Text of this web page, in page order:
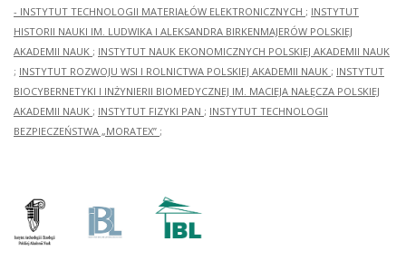
- INSTYTUT TECHNOLOGII MATERIAŁÓW ELEKTRONICZNYCH ; INSTYTUT
HISTORII NAUKI IM. LUDWIKA I ALEKSANDRA BIRKENMAJERÓW POLSKIEJ
AKADEMII NAUK ; INSTYTUT NAUK EKONOMICZNYCH POLSKIEJ AKADEMII NAUK
; INSTYTUT ROZWOJU WSI I ROLNICTWA POLSKIEJ AKADEMII NAUK ; INSTYTUT
BIOCYBERNETYKI I INŻYNIERII BIOMEDYCZNEJ IM. MACIEJA NAŁĘCZA POLSKIEJ
AKADEMII NAUK ; INSTYTUT FIZYKI PAN ; INSTYTUT TECHNOLOGII
BEZPIECZEŃSTWA „MORATEX” ;